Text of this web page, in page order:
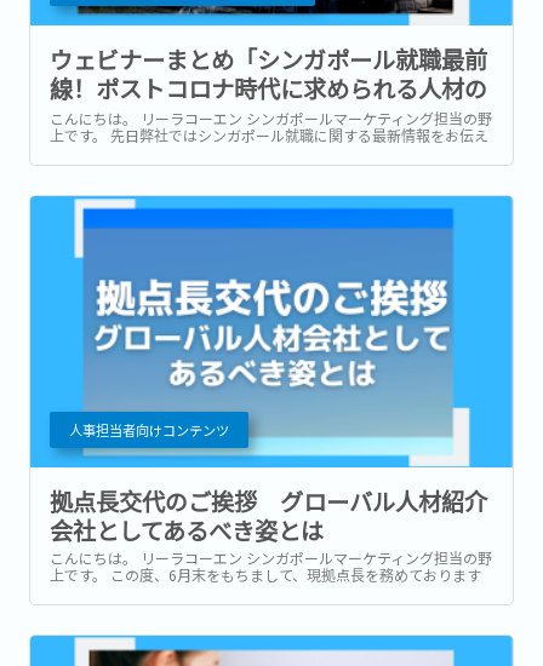
ウェビナーまとめ「シンガポール就職最前
線！ポストコロナ時代に求められる人材の
特徴と人材市場動向の徹底解説」
こんにちは。 リーラコーエン シンガポールマーケティング担当の野
上です。 先日弊社ではシンガポール就職に関する最新情報をお伝え
人事担当者向けコンテンツ
拠点長交代のご挨拶 グローバル人材紹介
会社としてあるべき姿とは
こんにちは。 リーラコーエン シンガポールマーケティング担当の野
上です。 この度、6月末をもちまして、現拠点長を務めております
ジア3カ国の統括責任者である副島が拠点長業務を兼任することに